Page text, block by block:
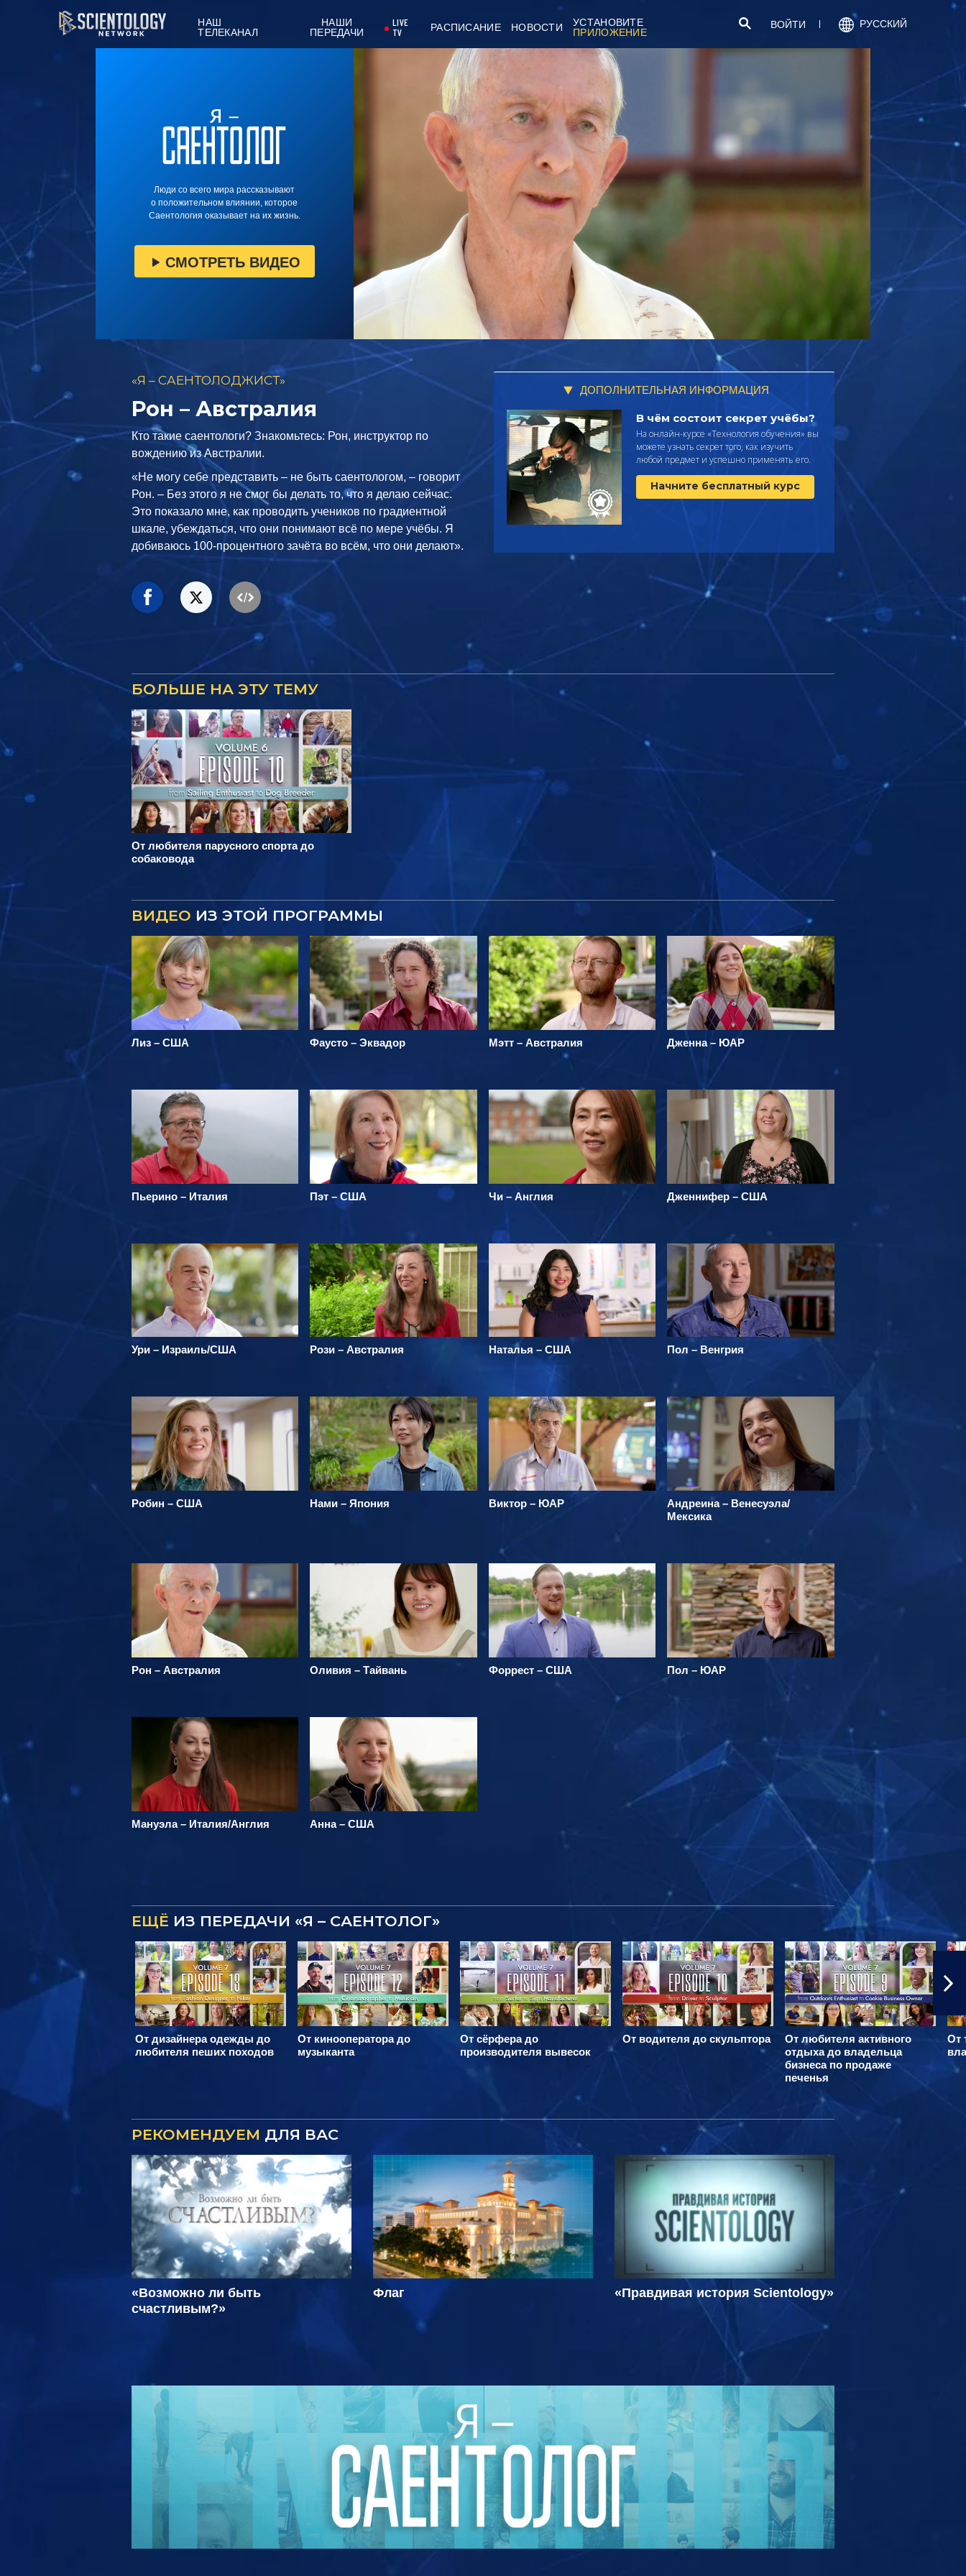
НАШ
ТЕЛЕКАНАЛ
НАШИ
ПЕРЕДАЧИ
LIVE
TV
РАСПИСАНИЕ НОВОСТИ
УСТАНОВИТЕ
ПРИЛОЖЕНИЕ
ВОЙТИ РУССКИЙ
Люди со всего мира рассказывают
о положительном влиянии, которое
Саентология оказывает на их жизнь.
СМОТРЕТЬ ВИДЕО
«Я – САЕНТОЛОДЖИСТ»
Рон – Австралия
Кто такие саентологи? Знакомьтесь: Рон, инструктор по
вождению из Австралии.
«Не могу себе представить – не быть саентологом, – говорит
Рон. – Без этого я не смог бы делать то, что я делаю сейчас.
Это показало мне, как проводить учеников по градиентной
шкале, убеждаться, что они понимают всё по мере учёбы. Я
добиваюсь 100-процентного зачёта во всём, что они делают».
ДОПОЛНИТЕЛЬНАЯ ИНФОРМАЦИЯ
В чём состоит секрет учёбы?
На онлайн-курсе «Технология обучения» вы
можете узнать секрет того, как изучить
любой предмет и успешно применять его.
Начните бесплатный курс
БОЛЬШЕ НА ЭТУ ТЕМУ
От любителя парусного спорта до
собаковода
ВИДЕО ИЗ ЭТОЙ ПРОГРАММЫ
Лиз – США Фаусто – Эквадор Мэтт – Австралия Дженна – ЮАР
Пьерино – Италия Пэт – США Чи – Англия Дженнифер – США
Ури – Израиль/США Рози – Австралия Наталья – США Пол – Венгрия
Робин – США Нами – Япония Виктор – ЮАР
Андреина – Венесуэла/
Мексика
Рон – Австралия Оливия – Тайвань Форрест – США Пол – ЮАР
Мануэла – Италия/Англия Анна – США
ЕЩЁ ИЗ ПЕРЕДАЧИ «Я – САЕНТОЛОГ»
От дизайнера одежды до
любителя пеших походов
От кинооператора до
музыканта
От сёрфера до
производителя вывесок
От водителя до скульптора
От любителя активного
отдыха до владельца
бизнеса по продаже
печенья
От
РЕКОМЕНДУЕМ ДЛЯ ВАС
«Возможно ли быть
счастливым?»
Флаг «Правдивая история Scientology»